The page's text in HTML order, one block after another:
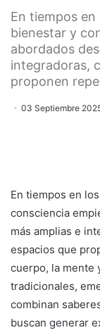
En tiempos
bienestar y
abordados
integradoras,
proponen
03 Septiembre
En tiempos en
consciencia
más amplias e
espacios que
cuerpo, la mente
tradicionales,
combinan
buscan generar